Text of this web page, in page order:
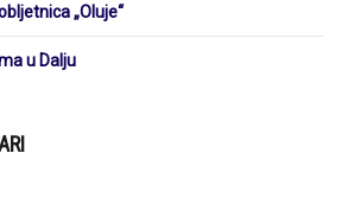
„Oluje“
u Dalju